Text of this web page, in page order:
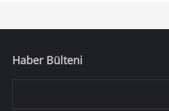
Haber Bülteni